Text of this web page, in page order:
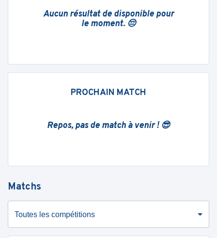
Aucun résultat de disponible pour
le moment. 😔
PROCHAIN MATCH
Repos, pas de match à venir ! 😎
Matchs
Toutes les compétitions